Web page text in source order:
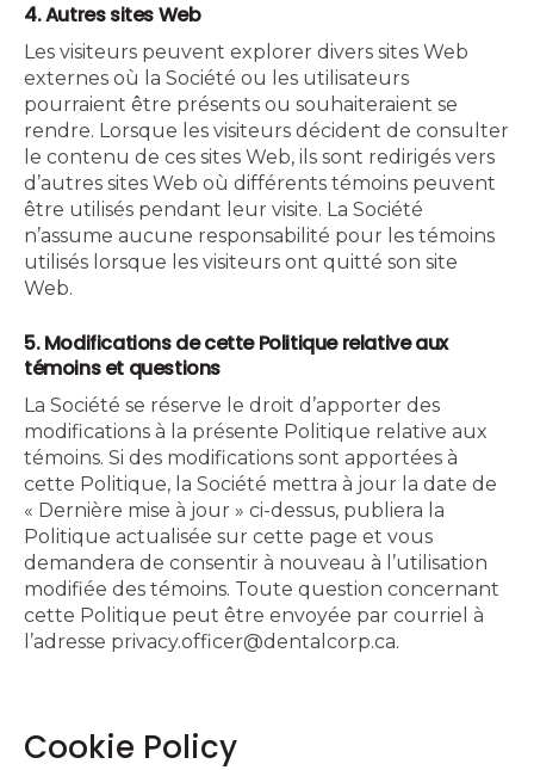
4. Autres sites Web
Les visiteurs peuvent explorer divers sites Web
externes où la Société ou les utilisateurs
pourraient être présents ou souhaiteraient se
rendre. Lorsque les visiteurs décident de consulter
le contenu de ces sites Web, ils sont redirigés vers
d’autres sites Web où différents témoins peuvent
être utilisés pendant leur visite. La Société
n’assume aucune responsabilité pour les témoins
utilisés lorsque les visiteurs ont quitté son site
Web.
5. Modifications de cette Politique relative aux
témoins et questions
La Société se réserve le droit d’apporter des
modifications à la présente Politique relative aux
témoins. Si des modifications sont apportées à
cette Politique, la Société mettra à jour la date de
« Dernière mise à jour » ci-dessus, publiera la
Politique actualisée sur cette page et vous
demandera de consentir à nouveau à l’utilisation
modifiée des témoins. Toute question concernant
cette Politique peut être envoyée par courriel à
l’adresse privacy.officer@dentalcorp.ca.
Cookie Policy